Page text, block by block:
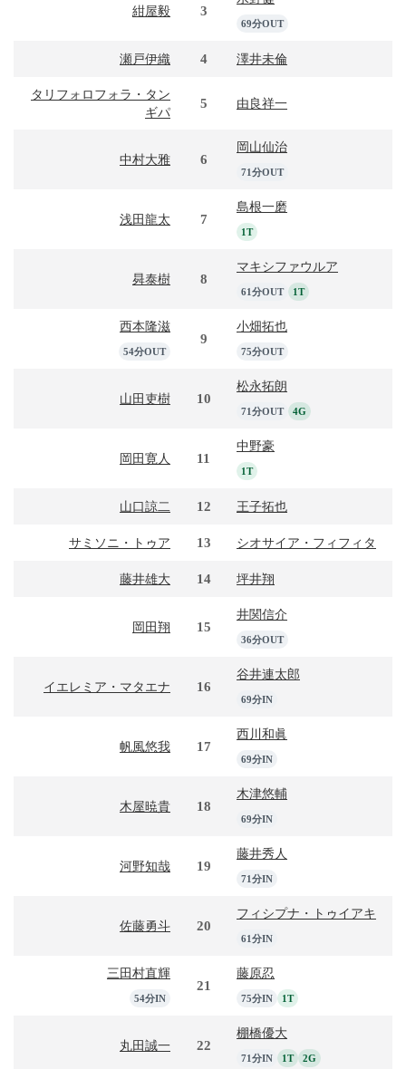
紺屋毅 3
69分OUT
瀬戸伊織 4 澤井未倫
タリフォロフォラ・タン
ギパ
5 由良祥一
中村大雅 6
岡山仙治
71分OUT
浅田龍太 7
島根一磨
1T
曻泰樹 8
マキシファウルア
61分OUT 1T
西本隆滋
54分OUT
9
小畑拓也
75分OUT
山田吏樹 10
松永拓朗
71分OUT 4G
岡田寛人 11
中野豪
1T
山口諒二 12 王子拓也
サミソニ・トゥア 13 シオサイア・フィフィタ
藤井雄大 14 坪井翔
岡田翔 15
井関信介
36分OUT
イエレミア・マタエナ 16
谷井連太郎
69分IN
帆風悠我 17
西川和眞
69分IN
木屋暁貴 18
木津悠輔
69分IN
河野知哉 19
藤井秀人
71分IN
佐藤勇斗 20
フィシプナ・トゥイアキ
61分IN
三田村直輝
54分IN
21
藤原忍
75分IN 1T
丸田誠一 22
棚橋優大
71分IN 1T 2G